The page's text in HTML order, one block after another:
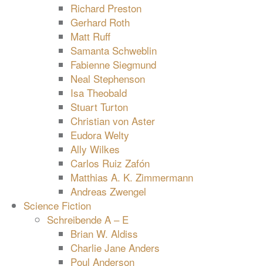
Richard Preston
Gerhard Roth
Matt Ruff
Samanta Schweblin
Fabienne Siegmund
Neal Stephenson
Isa Theobald
Stuart Turton
Christian von Aster
Eudora Welty
Ally Wilkes
Carlos Ruiz Zafón
Matthias A. K. Zimmermann
Andreas Zwengel
Science Fiction
Schreibende A – E
Brian W. Aldiss
Charlie Jane Anders
Poul Anderson